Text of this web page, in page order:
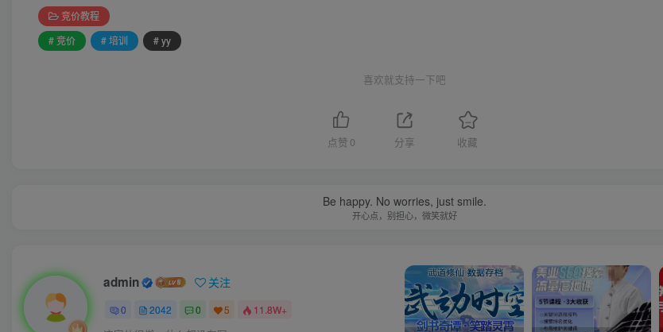
竞价教程
# 竞价
# 培训 # yy
喜欢就支持一下吧
点赞 0 分享 收藏
Be happy. No worries, just smile.
开心点，别担心，微笑就好
admin 关注
0 2042 0 5 11.8W+